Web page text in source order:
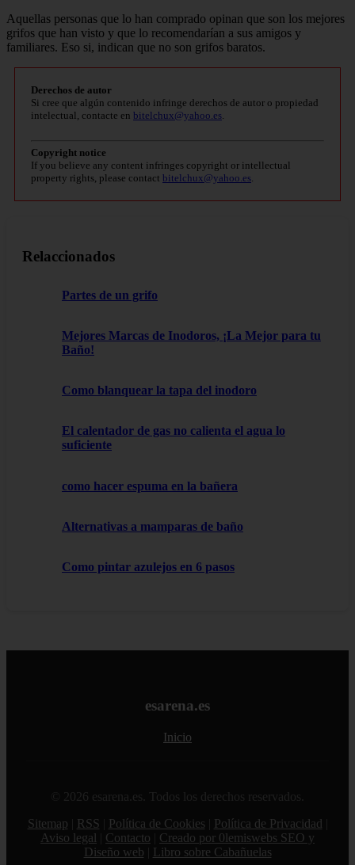
Aquellas personas que lo han comprado opinan que son los mejores
grifos que han visto y que lo recomendarían a sus amigos y
familiares. Eso si, indican que no son grifos baratos.
Derechos de autor
Si cree que algún contenido infringe derechos de autor o propiedad
intelectual, contacte en bitelchux@yahoo.es.
Copyright notice
If you believe any content infringes copyright or intellectual
property rights, please contact bitelchux@yahoo.es.
Relaccionados
Partes de un grifo
Mejores Marcas de Inodoros, ¡La Mejor para tu
Baño!
Como blanquear la tapa del inodoro
El calentador de gas no calienta el agua lo
suficiente
como hacer espuma en la bañera
Alternativas a mamparas de baño
Como pintar azulejos en 6 pasos
esarena.es
Inicio
© 2026 esarena.es. Todos los derechos reservados.
Sitemap
RSS Política de Cookies Política de Privacidad
Aviso legal
Contacto
Creado por 0lemiswebs SEO y
Diseño web
Libro sobre Cabañuelas